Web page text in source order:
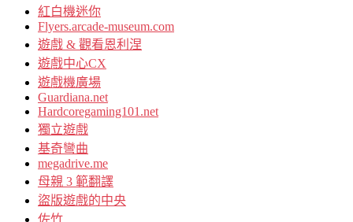
紅白機迷你
Flyers.arcade-museum.com
遊戲 & 觀看恩利涅
遊戲中心CX
遊戲機廣場
Guardiana.net
Hardcoregaming101.net
獨立遊戲
基奇彎曲
megadrive.me
母親 3 範翻譯
盜版遊戲的中央
佐竹